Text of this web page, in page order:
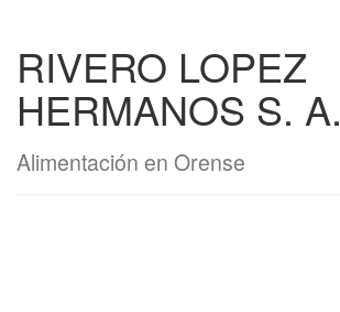
RIVERO LOPEZ
HERMANOS S. A.
Alimentación en Orense